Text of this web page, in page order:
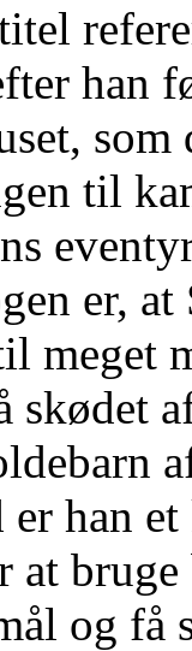
han
til
er,
meget
skødet
han
at bruge
og få